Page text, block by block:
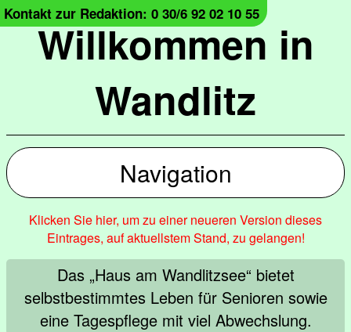
Willkommen in
Wandlitz
Kontakt zur Redaktion: 0 30/6 92 02 10 55
Navigation
Klicken Sie hier, um zu einer neueren Version dieses
Eintrages, auf aktuellstem Stand, zu gelangen!
Das „Haus am Wandlitzsee“ bietet
selbstbestimmtes Leben für Senioren sowie
eine Tagespflege mit viel Abwechslung.